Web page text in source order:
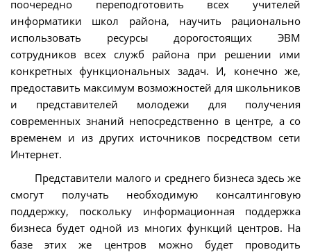
поочередно переподготовить всех учителей
информатики школ района, научить рационально
использовать ресурсы дорогостоящих ЭВМ
сотрудников всех служб района при решении ими
конкретных функциональных задач. И, конечно же,
предоставить максимум возможностей для школьников
и представителей молодежи для получения
современных знаний непосредственно в центре, а со
временем и из других источников посредством сети
Интернет.
Представители малого и среднего бизнеса здесь же
смогут получать необходимую консалтинговую
поддержку, поскольку информационная поддержка
бизнеса будет одной из многих функций центров. На
базе этих же центров можно будет проводить